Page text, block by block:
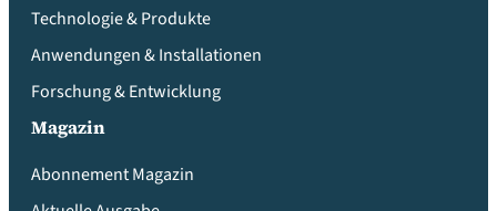
Technologie & Produkte
Anwendungen & Installationen
Forschung & Entwicklung
Magazin
Abonnement Magazin